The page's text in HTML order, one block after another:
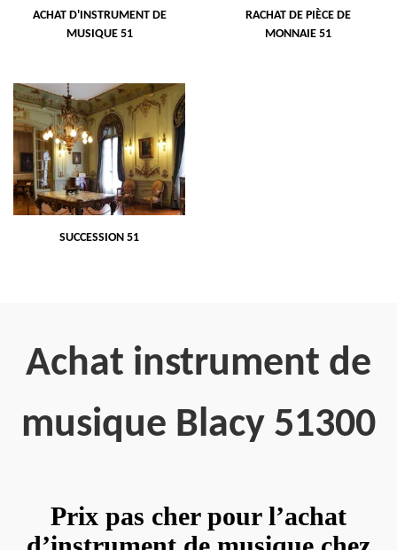
ACHAT D'INSTRUMENT DE
MUSIQUE 51
RACHAT DE PIÈCE DE
MONNAIE 51
SUCCESSION 51
Achat instrument de
musique Blacy 51300
Prix pas cher pour l’achat